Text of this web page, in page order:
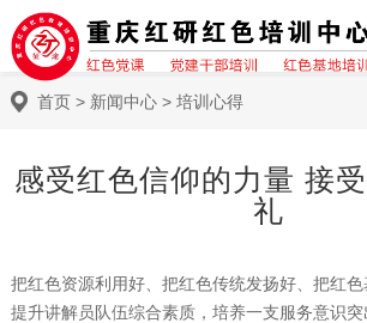
首页> 新闻中心> 培训心得
感受红色信仰的力量 接
礼
把红色资源利用好、把红色传统发扬好、把红
提升讲解员队伍综合素质，培养一支服务意识